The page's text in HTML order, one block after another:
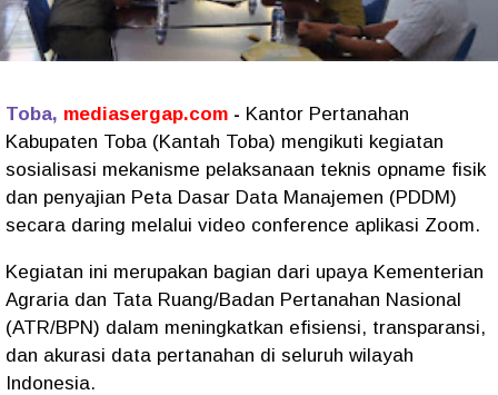
Toba, mediasergap.com - Kantor Pertanahan
Kabupaten Toba (Kantah Toba) mengikuti kegiatan
sosialisasi mekanisme pelaksanaan teknis opname fisik
dan penyajian Peta Dasar Data Manajemen (PDDM)
secara daring melalui video conference aplikasi Zoom.
Kegiatan ini merupakan bagian dari upaya Kementerian
Agraria dan Tata Ruang/Badan Pertanahan Nasional
(ATR/BPN) dalam meningkatkan efisiensi, transparansi,
dan akurasi data pertanahan di seluruh wilayah
Indonesia.